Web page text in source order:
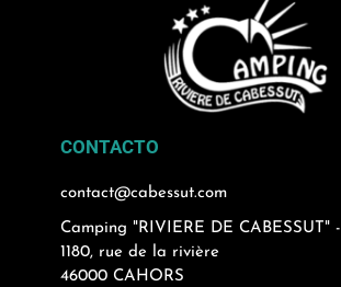
CONTACTO
contact@cabessut.com
Camping "RIVIERE DE CABESSUT" -
1180, rue de la rivière
46000 CAHORS